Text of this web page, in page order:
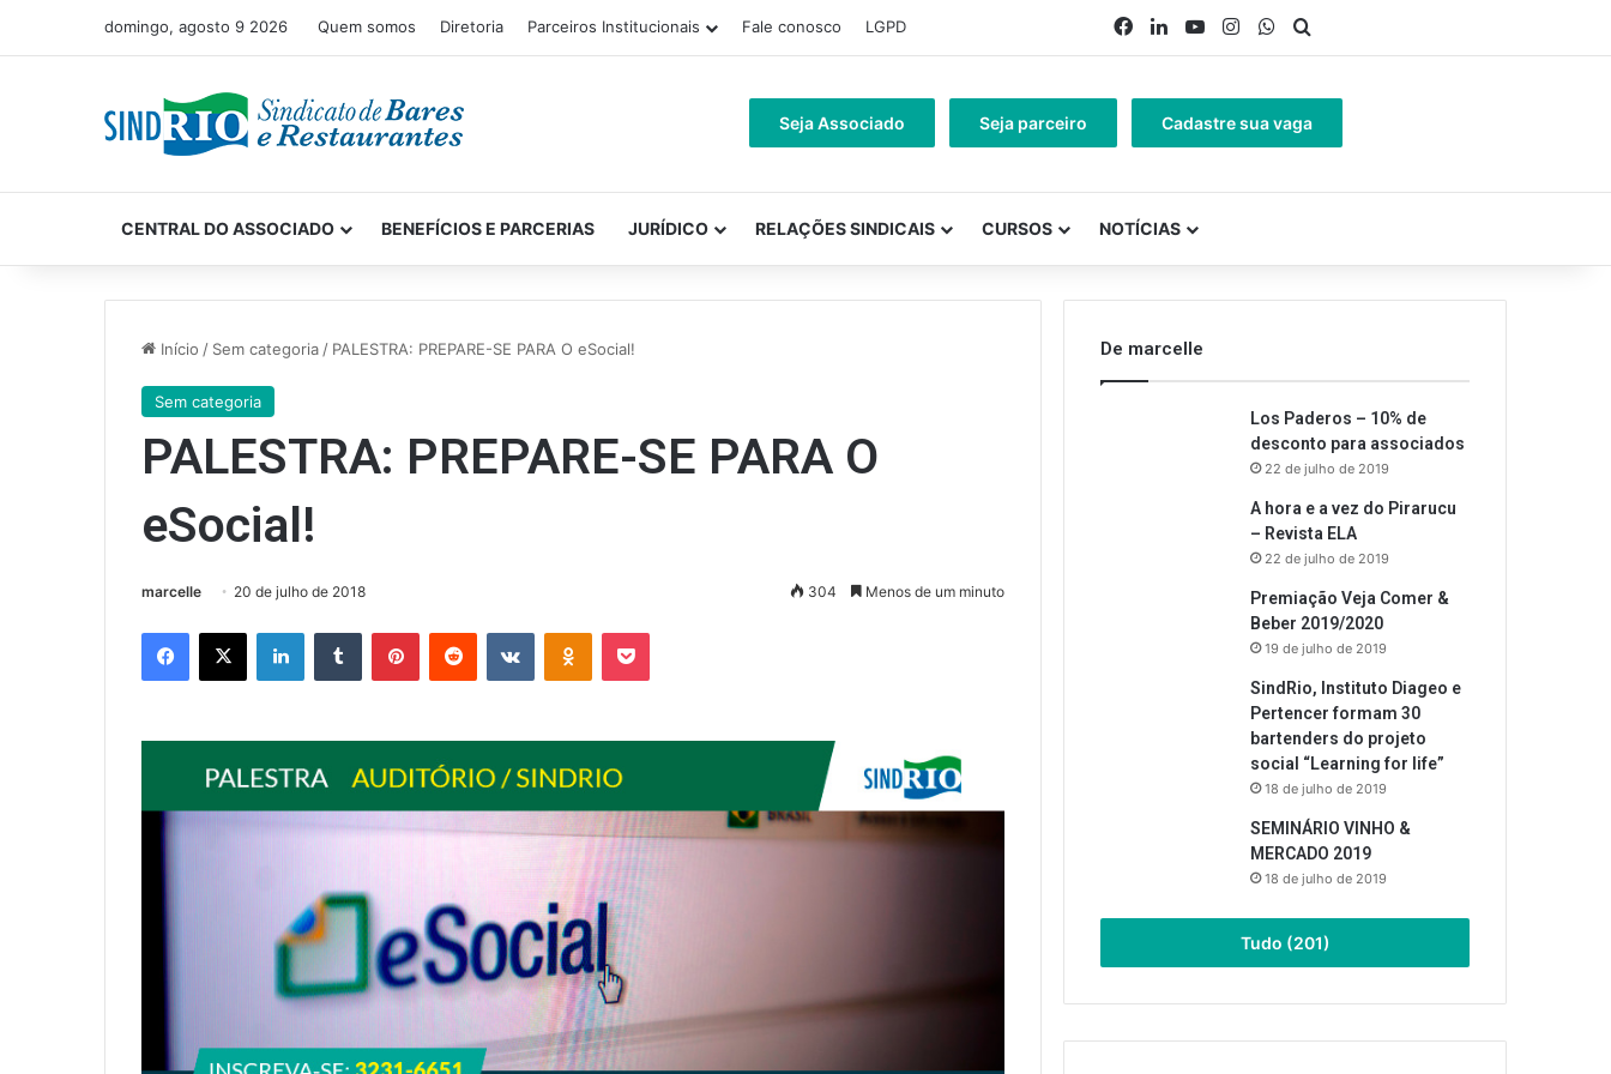
domingo, agosto 9 2026 Quem somos Diretoria Parceiros Institucionais Fale conosco LGPD Facebook
LinkedinYouTubeInstagram
WhatsApp
Seja Associado Seja parceiro Cadastre sua vaga
CENTRAL DO ASSOCIADO BENEFÍCIOS E PARCERIAS JURÍDICO RELAÇÕES SINDICAIS CURSOS NOTÍCIAS
Início / Sem categoria / PALESTRA: PREPARE-SE PARA O eSocial!
Sem categoria
PALESTRA: PREPARE-SE PARA O
eSocial!
marcelle 20 de julho de 2018 304 Menos de um minuto
Facebook
X LinkedinTumblr PinterestReddit VK OK Pocket
De marcelle
Los Paderos – 10% de
desconto para associados
22 de julho de 2019
A hora e a vez do Pirarucu
– Revista ELA
22 de julho de 2019
Premiação Veja Comer &
Beber 2019/2020
19 de julho de 2019
SindRio, Instituto Diageo e
Pertencer formam 30
bartenders do projeto
social “Learning for life”
18 de julho de 2019
SEMINÁRIO VINHO &
MERCADO 2019
18 de julho de 2019
Tudo (201)